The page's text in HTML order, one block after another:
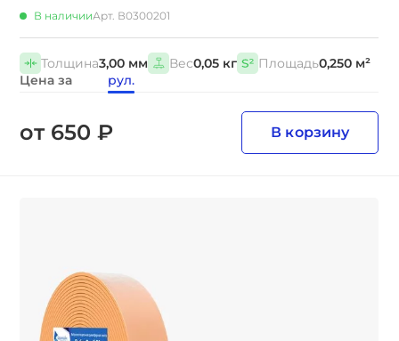
В наличииАрт. В0300201
Толщина3,00 мм Вес0,05 кг Площадь0,250 м²
Цена за
рул.
от 650 ₽ В корзину